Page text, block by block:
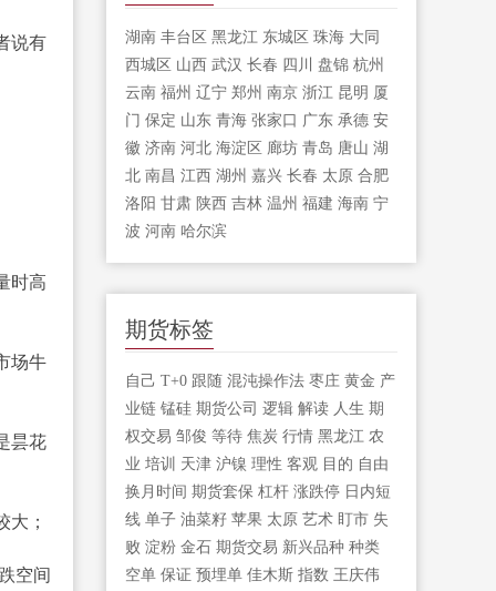
说有
时高
场牛
昙花
大；
空间
湖南 丰台区 黑龙江 东城区 珠海 大同
西城区 山西 武汉 长春 四川 盘锦 杭州
云南 福州 辽宁 郑州 南京 浙江 昆明 厦
门 保定 山东 青海 张家口 广东 承德 安
徽 济南 河北 海淀区 廊坊 青岛 唐山 湖
北 南昌 江西 湖州 嘉兴 长春 太原 合肥
洛阳 甘肃 陕西 吉林 温州 福建 海南 宁
波 河南 哈尔滨
期货标签
自己 T+0 跟随 混沌操作法 枣庄 黄金 产
业链 锰硅 期货公司 逻辑 解读 人生 期
权交易 邹俊 等待 焦炭 行情 黑龙江 农
业 培训 天津 沪镍 理性 客观 目的 自由
换月时间 期货套保 杠杆 涨跌停 日内短
线 单子 油菜籽 苹果 太原 艺术 盯市 失
败 淀粉 金石 期货交易 新兴品种 种类
空单 保证 预埋单 佳木斯 指数 王庆伟